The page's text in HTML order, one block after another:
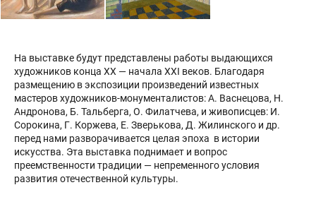
На выставке будут представлены работы выдающихся
художников конца ХХ — начала ХХI веков. Благодаря
размещению в экспозиции произведений известных
мастеров художников-монументалистов: А. Васнецова, Н.
Андронова, Б. Тальберга, О. Филатчева, и живописцев: И.
Сорокина, Г. Коржева, Е. Зверькова, Д. Жилинского и др.
перед нами разворачивается целая эпоха в истории
искусства. Эта выставка поднимает и вопрос
преемственности традиции — непременного условия
развития отечественной культуры.